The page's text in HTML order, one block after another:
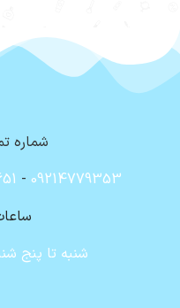
شماره
09214779353
-
شنبه تا پنج